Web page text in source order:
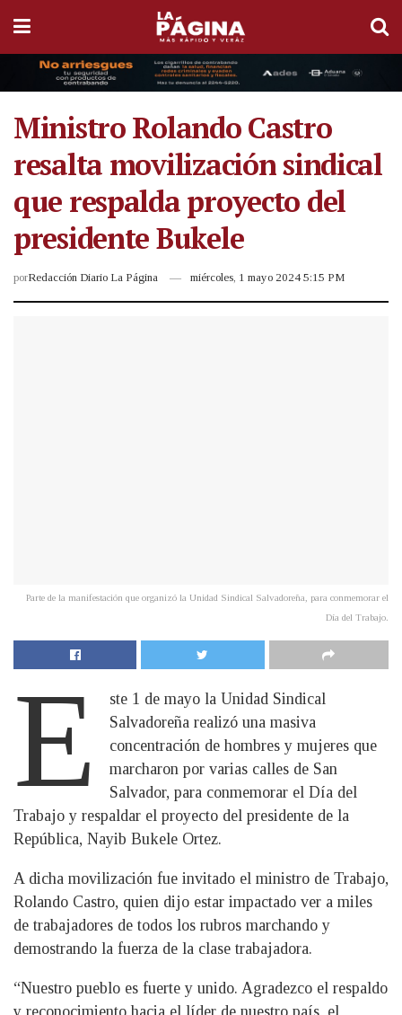
Ministro Rolando Castro
resalta movilización sindical
que respalda proyecto del
presidente Bukele
porRedacción Diario La Página miércoles, 1 mayo 2024 5:15 PM
Parte de la manifestación que organizó la Unidad Sindical Salvadoreña, para conmemorar el
Día del Trabajo.
E
ste 1 de mayo la Unidad Sindical
Salvadoreña realizó una masiva
concentración de hombres y mujeres que
marcharon por varias calles de San
Salvador, para conmemorar el Día del
Trabajo y respaldar el proyecto del presidente de la
República, Nayib Bukele Ortez.
A dicha movilización fue invitado el ministro de Trabajo,
Rolando Castro, quien dijo estar impactado ver a miles
de trabajadores de todos los rubros marchando y
demostrando la fuerza de la clase trabajadora.
“Nuestro pueblo es fuerte y unido. Agradezco el respaldo